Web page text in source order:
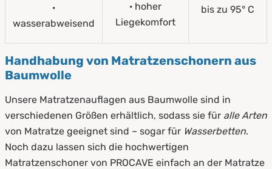
·
wasserabweisend
· hoher
Liegekomfort
bis zu 95° C
Handhabung von Matratzenschonern aus
Baumwolle
Unsere Matratzenauflagen aus Baumwolle sind in
verschiedenen Größen erhältlich, sodass sie für alle Arten
von Matratze geeignet sind – sogar für Wasserbetten.
Noch dazu lassen sich die hochwertigen
Matratzenschoner von PROCAVE einfach an der Matratze